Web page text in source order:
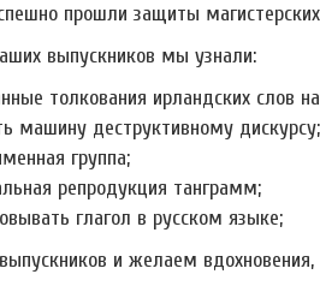
прошли защиты магистерских
выпускников мы узнали:
толкования ирландских слов
машину деструктивному дискурсу;
группа;
репродукция танграмм;
глагол в русском языке;
и желаем вдохновения,